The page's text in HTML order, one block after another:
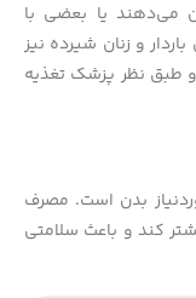
می‌دهند یا بعضی با
و زنان شیرده نیز
و طبق نظر پزشک تغذیه
بدن است. مصرف
کند و باعث سلامتی